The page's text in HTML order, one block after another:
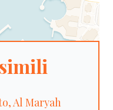
Al Maryah